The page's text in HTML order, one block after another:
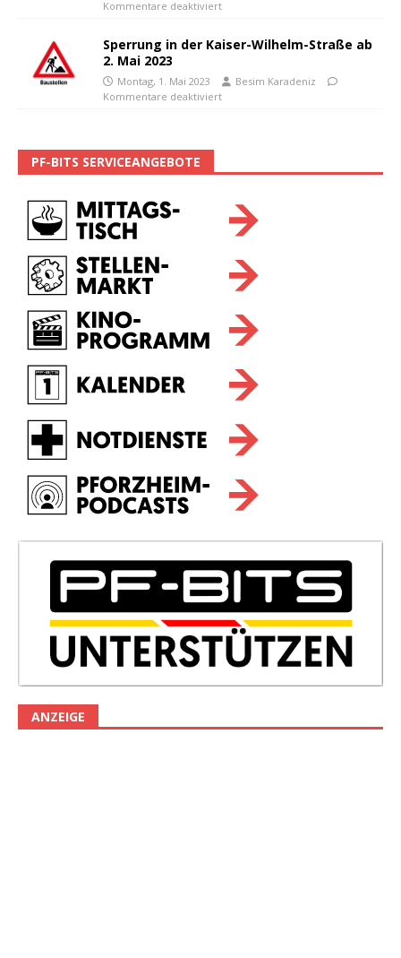
Kommentare deaktiviert
Sperrung in der Kaiser-Wilhelm-Straße ab
2. Mai 2023
Montag, 1. Mai 2023
Besim Karadeniz
Kommentare deaktiviert
PF-BITS SERVICEANGEBOTE
ANZEIGE